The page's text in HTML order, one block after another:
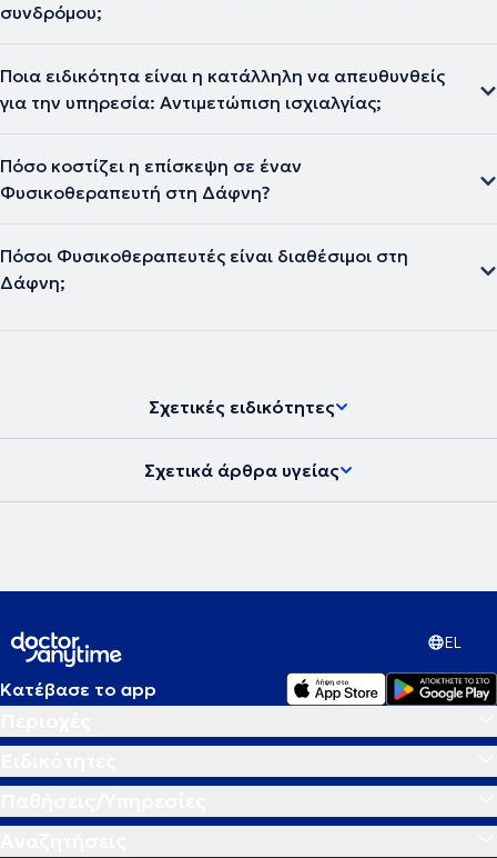
συνδρόμου;
Ποια ειδικότητα είναι η κατάλληλη να απευθυνθείς
για την υπηρεσία: Αντιμετώπιση ισχιαλγίας;
Πόσο κοστίζει η επίσκεψη σε έναν
Φυσικοθεραπευτή στη Δάφνη?
Πόσοι Φυσικοθεραπευτές είναι διαθέσιμοι στη
Δάφνη;
Σχετικές ειδικότητες
Σχετικά άρθρα υγείας
EL
Κατέβασε το app